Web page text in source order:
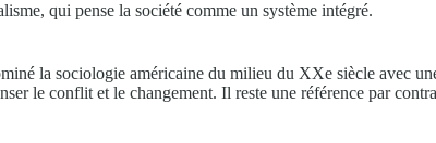
qui pense la société comme un système intégré.
la sociologie américaine du milieu du XXe siècle avec
le conflit et le changement. Il reste une référence par